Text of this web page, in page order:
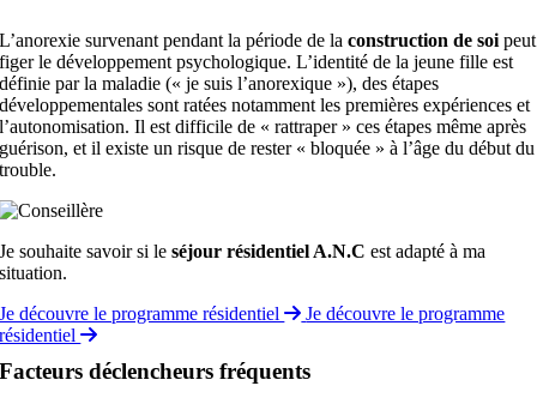
L’anorexie survenant pendant la période de laconstruction de soi peut
figer le développement psychologique. L’identité de la jeune fille est
définie par la maladie (« je suis l’anorexique »), des étapes
développementales sont ratées notamment les premières expériences et
l’autonomisation. Il est difficile de « rattraper » ces étapes même après
guérison, et il existe un risque de rester « bloquée » à l’âge du début du
trouble.
Je souhaite savoir si leséjour résidentiel A.N.C est adapté à ma
situation.
Je découvre le programme résidentiel
Je découvre le programme
résidentiel
Facteurs déclencheurs fréquents